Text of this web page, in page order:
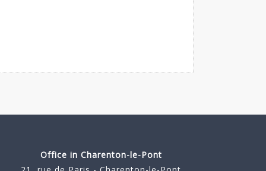
Office in Charenton-le-Pont